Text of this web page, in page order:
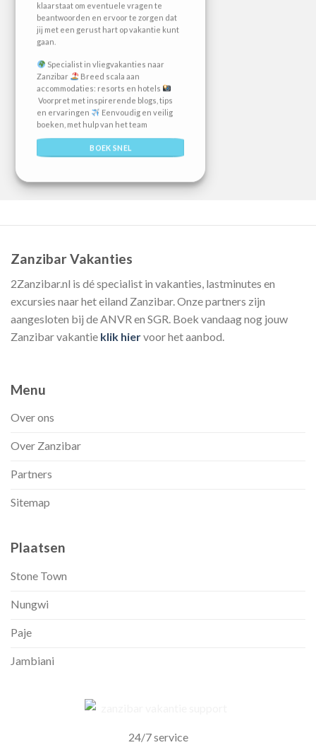
klaarstaat om eventuele vragen te
beantwoorden en ervoor te zorgen dat
jij met een gerust hart op vakantie kunt
gaan.
Specialist in vliegvakanties naar
Zanzibar
Breed scala aan
accommodaties: resorts en hotels
Voorpret met inspirerende blogs, tips
en ervaringen
Eenvoudig en veilig
boeken, met hulp van het team
BOEK SNEL
Zanzibar Vakanties
2Zanzibar.nl is dé specialist in vakanties, lastminutes en
excursies naar het eiland Zanzibar. Onze partners zijn
aangesloten bij de ANVR en SGR. Boek vandaag nog jouw
Zanzibar vakantie klik hiervoor het aanbod.
Menu
Over ons
Over Zanzibar
Partners
Sitemap
Plaatsen
Stone Town
Nungwi
Paje
Jambiani
24/7 service